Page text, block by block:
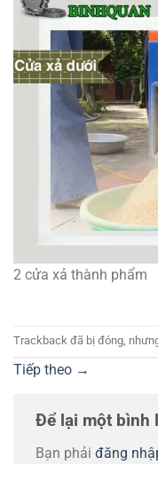
2 cửa xả thành phẩm
Trackback đã bị đóng,
Tiếp theo →
Để lại một bình
Bạn phải đăng